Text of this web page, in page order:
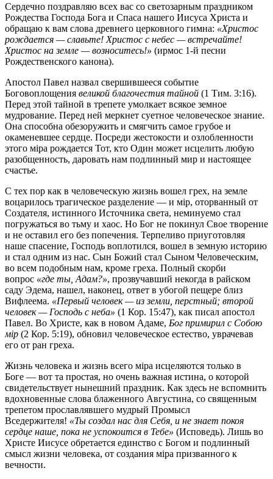
Сердечно поздравляю всех вас со светозарным праздником
Рождества Господа Бога и Спаса нашего Иисуса Христа и
обращаю к вам слова древнего церковного гимна: «Христос
рождается — славьте! Христос с небес — встречайте!
Христос на земле — возноситесь!» (ирмос 1-й песни
Рождественского канона).
Апостол Павел назвал свершившееся событие
Боговоплощения великой благочестия тайной (1 Тим. 3:16).
Перед этой тайной в трепете умолкает всякое земное
мудрование. Перед ней меркнет суетное человеческое знание.
Она способна обезоружить и смягчить самое грубое и
окаменевшее сердце. Посреди жестокости и озлобленности
этого мipa рождается Тот, кто Один может исцелить любую
разобщенность, даровать нам подлинный мир и настоящее
счастье.
С тех пор как в человеческую жизнь вошел грех, на земле
воцарилось трагическое разделение — и мip, оторванный от
Создателя, истинного Источника света, неминуемо стал
погружаться во тьму и хаос. Но Бог не покинул Свое творение
и не оставил его без попечения. Терпеливо приуготовляя
наше спасение, Господь воплотился, вошел в земную историю
и стал одним из нас. Сын Божий стал Сыном Человеческим,
во всем подобным нам, кроме греха. Полный скорби
вопрос «где ты, Адам?», прозвучавший некогда в райском
саду Эдема, нашел, наконец, ответ в убогой пещере близ
Вифлеема. «Первый человек — из земли, перстный; второй
человек — Господь с неба» (1 Кор. 15:47), как писал апостол
Павел. Во Христе, как в новом Адаме, Бог примирил с Собою
мip (2 Кор. 5:19), обновил человеческое естество, уврачевав
его от ран греха.
Жизнь человека и жизнь всего мipa исцеляются только в
Боге — вот та простая, но очень важная истина, о которой
свидетельствует нынешний праздник. Как здесь не вспомнить
вдохновенные слова блаженного Августина, со священным
трепетом прославлявшего мудрый Промысл
Вседержителя! «Ты создал нас для Себя, и не знает покоя
сердце наше, пока не успокоится в Тебе» (Исповедь). Лишь во
Христе Иисусе обретается единство с Богом и подлинный
смысл жизни человека, от создания мipa призванного к
вечности.